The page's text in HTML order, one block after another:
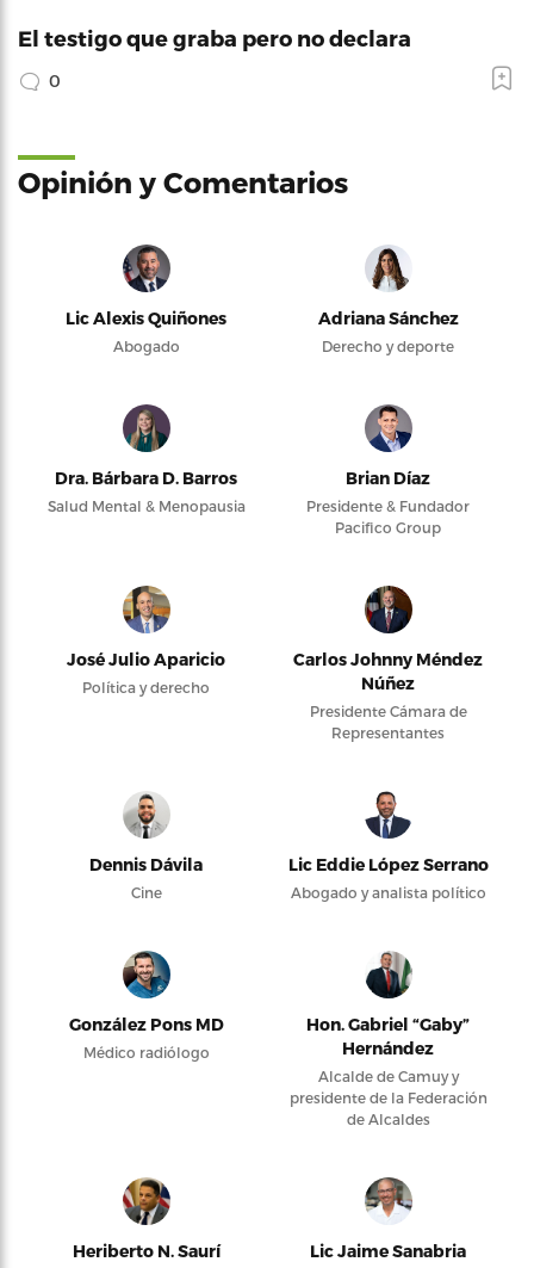
El testigo que graba pero no declara
0
Opinión y Comentarios
Lic Alexis Quiñones
Abogado
Adriana Sánchez
Derecho y deporte
Dra. Bárbara D. Barros
Salud Mental & Menopausia
Brian Díaz
Presidente & Fundador
Pacifico Group
José Julio Aparicio
Política y derecho
Carlos Johnny Méndez
Núñez
Presidente Cámara de
Representantes
Dennis Dávila
Cine
Lic Eddie López Serrano
Abogado y analista político
González Pons MD
Médico radiólogo
Hon. Gabriel “Gaby”
Hernández
Alcalde de Camuy y
presidente de la Federación
de Alcaldes
Heriberto N. Saurí Lic Jaime Sanabria